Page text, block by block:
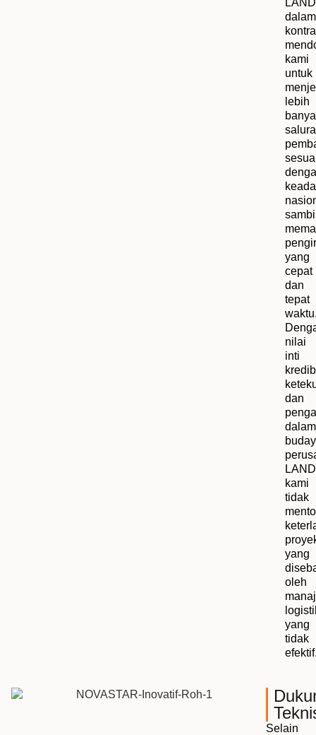
dalam
kami
untuk
lebih
yang
cepat
dan
tepat
nilai
inti
dan
dalam
kami
tidak
yang
oleh
yang
tidak
Selain